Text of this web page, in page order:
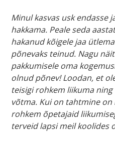
Minul kasvas usk endasse
hakkama. Peale seda
hakanud kõigele jaa
põnevaks teinud. Nagu
pakkumisele oma
olnud põnev! Loodan, et
teisigi rohkem liikuma
võtma. Kui on tahtmine on
rohkem õpetajaid
terveid lapsi meil koolides